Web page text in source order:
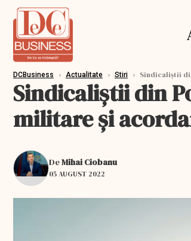
DCBusiness › Actualitate › Stiri › Sindicaliştii
Sindicaliştii din
militare şi
DeMihai Ciobanu
05 AUGUST 2022